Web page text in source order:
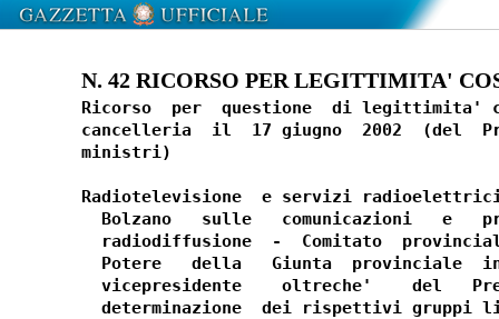
N. 42 RICORSO PER LEGITTIMITA'
Ricorso  per  questione  di legittimita'
cancelleria  il  17 giugno  2002  (del
ministri)
Radiotelevisione  e servizi
Bolzano   sulle   comunicazioni   e
radiodiffusione  -  Comitato
Potere   della   Giunta  provinciale
vicepresidente    oltreche'    del
determinazione  dei rispettivi gruppi